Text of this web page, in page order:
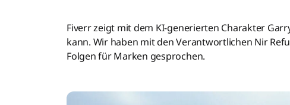
Fiverr zeigt mit dem KI-generierten Charakter
kann. Wir haben mit den Verantwortlichen Nir
Folgen für Marken gesprochen.